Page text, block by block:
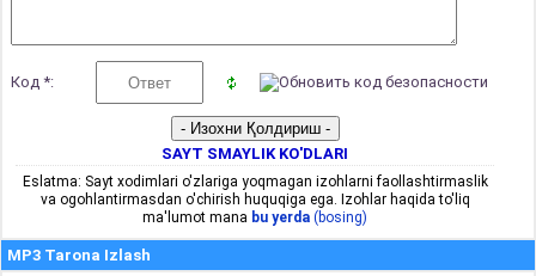
Код *:
SAYT SMAYLIK KO'DLARI
Eslatma: Sayt xodimlari o'zlariga yoqmagan izohlarni faollashtirmaslik
va ogohlantirmasdan o'chirish huquqiga ega. Izohlar haqida to'liq
ma'lumot mana bu yerda (bosing)
MP3 Tarona Izlash